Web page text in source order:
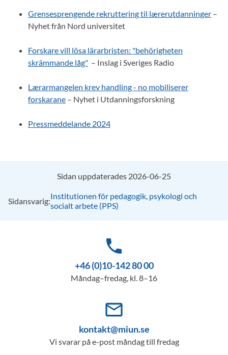
Grensesprengende rekruttering til lærerutdanninger –
Nyhet från Nord universitet
Forskare vill lösa lärarbristen: "behörigheten
skrämmande låg" – Inslag i Sveriges Radio
Lærarmangelen krev handling - no mobiliserer
forskarane – Nyhet i Utdanningsforskning
Pressmeddelande 2024
Sidan uppdaterades 2026-06-25
Sidansvarig:Institutionen för pedagogik, psykologi och
socialt arbete (PPS)
phone
+46 (0)10-142 80 00
Måndag–fredag, kl. 8–16
mail_outline
kontakt@miun.se
Vi svarar på e-post måndag till fredag